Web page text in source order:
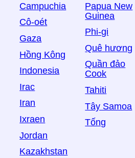
Campuchia
Cô-oét
Gaza
Hồng Kông
Indonesia
Irac
Iran
Ixraen
Jordan
Kazakhstan
Papua New
Guinea
Phi-gi
Quê hương
Quần đảo
Cook
Tahiti
Tây Samoa
Tống